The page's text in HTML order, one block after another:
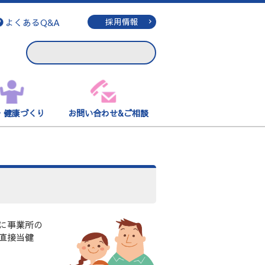
よくあるQ&A 採用情報
健康づくり お問い合わせ&ご相談
事業所の
接当健